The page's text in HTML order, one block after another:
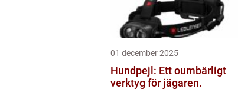
01 december 2025
Hundpejl: Ett oumbärligt
verktyg för jägaren.